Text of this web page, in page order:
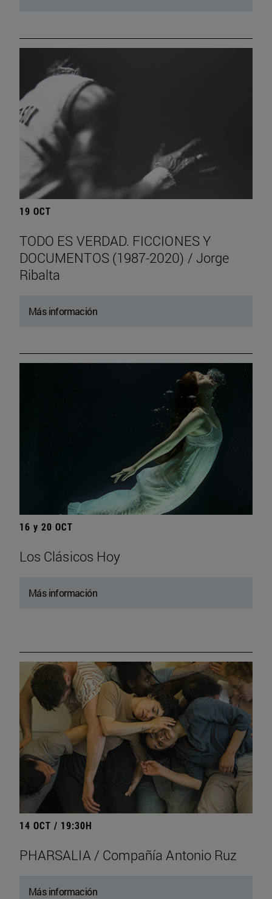
19 OCT
TODO ES VERDAD. FICCIONES Y
DOCUMENTOS (1987-2020) / Jorge
Ribalta
Más información
16 y 20 OCT
Los Clásicos Hoy
Más información
14 OCT / 19:30H
PHARSALIA / Compañía Antonio Ruz
Más información